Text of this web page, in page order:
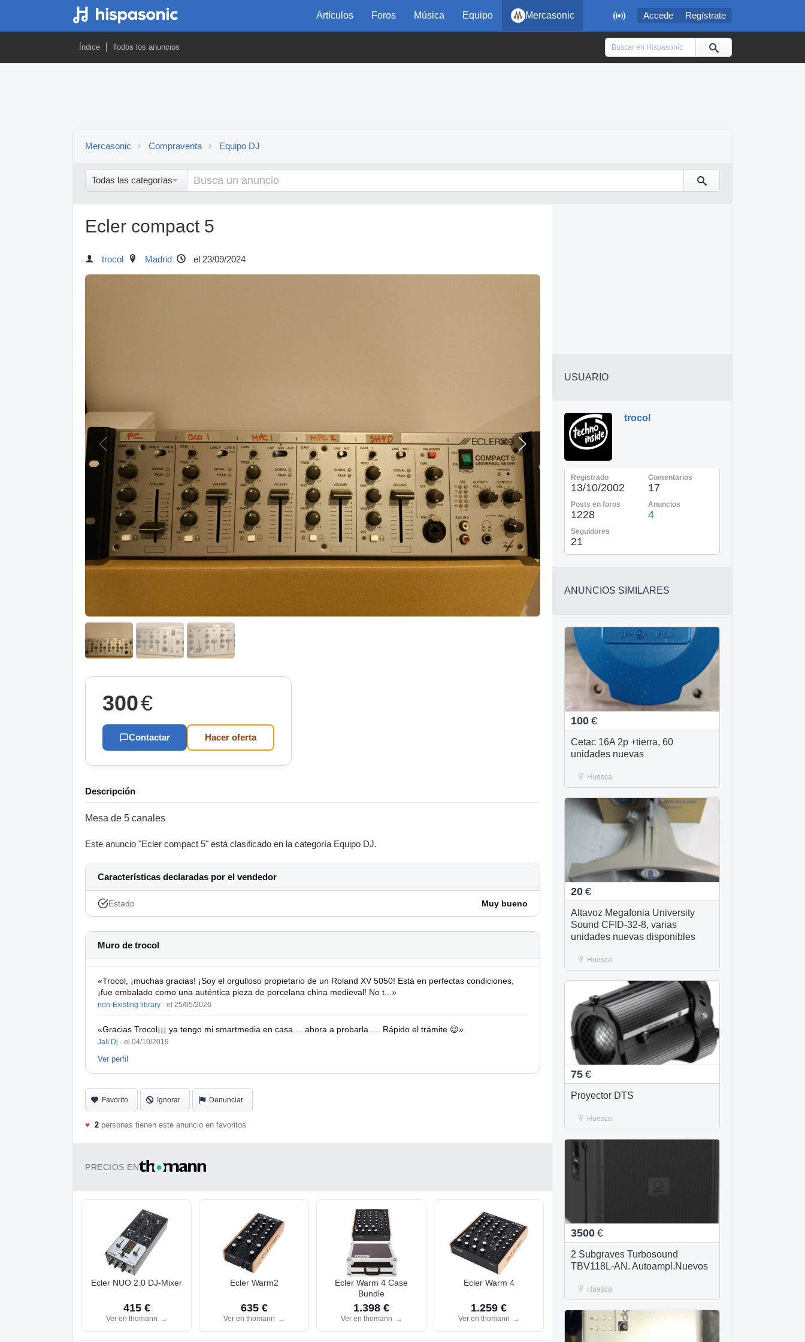
 Accede Regístrate
Artículos Foros Música Equipo Mercasonic
Índice Todos los anuncios
Mercasonic Compraventa Equipo DJ
Todas las categorías
Ecler compact 5
trocol Madrid el 23/09/2024
300€
Contactar Hacer oferta
Descripción
Mesa de 5 canales
Este anuncio "Ecler compact 5" está clasificado en la categoría Equipo DJ.
Características declaradas por el vendedor
Estado Muy bueno
Muro de trocol
«Trocol, ¡muchas gracias! ¡Soy el orgulloso propietario de un Roland XV 5050! Está en perfectas condiciones,
¡fue embalado como una auténtica pieza de porcelana china medieval! No t...»
non-Existing library · el 25/05/2026
«Gracias Trocol¡¡¡ ya tengo mi smartmedia en casa.... ahora a probarla..... Rápido el trámite 😉»
Jali Dj · el 04/10/2019
Ver perfil
Favorito Ignorar Denunciar
♥ 2 personas tienen este anuncio en favoritos
PRECIOS EN
Ecler NUO 2.0 DJ-Mixer
415 €
Ver en thomann →
Ecler Warm2
635 €
Ver en thomann →
Ecler Warm 4 Case
Bundle
1.398 €
Ver en thomann →
Ecler Warm 4
1.259 €
Ver en thomann →
USUARIO
trocol
Registrado
13/10/2002
Comentarios
17
Posts en foros
1228
Anuncios
4
Seguidores
21
ANUNCIOS SIMILARES
100 €
Cetac 16A 2p +tierra, 60
unidades nuevas
Huesca
20 €
Altavoz Megafonia University
Sound CFID-32-8, varias
unidades nuevas disponibles
Huesca
75 €
Proyector DTS
Huesca
3500 €
2 Subgraves Turbosound
TBV118L-AN. Autoampl.Nuevos
Huesca